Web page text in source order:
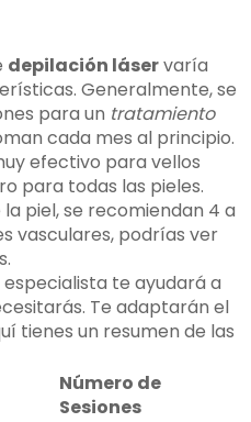
depilación láservaría
Generalmente, se
para un tratamiento
cada mes al principio.
efectivo para vellos
para todas las pieles.
piel, se recomiendan 4 a
vasculares, podrías ver
te ayudará a
Te adaptarán el
tienes un resumen de las
Número de
Sesiones